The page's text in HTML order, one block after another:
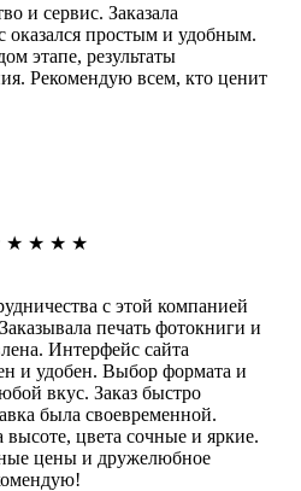
и сервис. Заказала
оказался простым и удобным.
этапе, результаты
Рекомендую всем, кто ценит
★ ★ ★ ★
с этой компанией
печать фотокниги и
Интерфейс сайта
и удобен. Выбор формата и
вкус. Заказ быстро
была своевременной.
высоте, цвета сочные и яркие.
цены и дружелюбное